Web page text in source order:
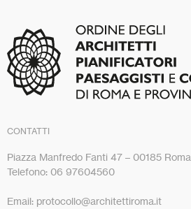
CONTATTI
Piazza Manfredo Fanti 47 – 00185 Roma
Telefono: 06 97604560
Email: protocollo@architettiroma.it